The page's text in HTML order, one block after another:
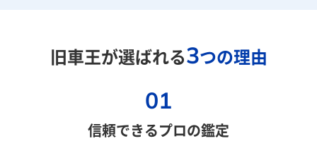
旧車王が選ばれる3つの理由
01
信頼できるプロの鑑定